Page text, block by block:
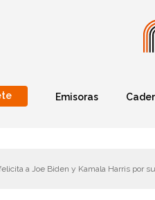
Emisoras
a Joe Biden y Kamala Harris por